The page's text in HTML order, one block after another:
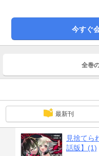
今すぐ
全巻
最新刊
見捨てら
話版】(1)